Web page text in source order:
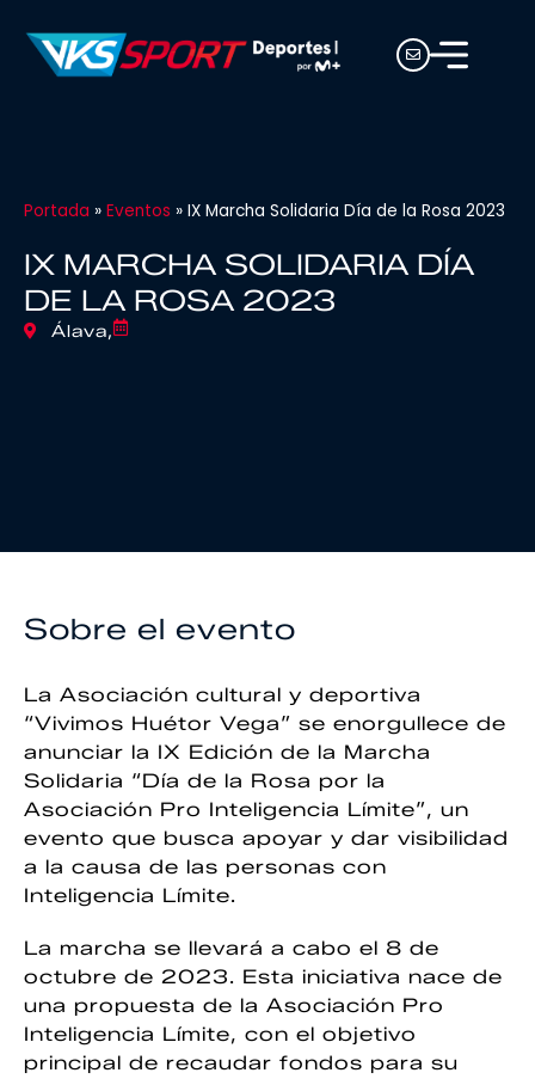
Portada » Eventos » IX Marcha Solidaria Día de la Rosa 2023
IX MARCHA SOLIDARIA DÍA
DE LA ROSA 2023
Álava,
Sobre el evento
La Asociación cultural y deportiva
“Vivimos Huétor Vega” se enorgullece de
anunciar la IX Edición de la Marcha
Solidaria “Día de la Rosa por la
Asociación Pro Inteligencia Límite”, un
evento que busca apoyar y dar visibilidad
a la causa de las personas con
Inteligencia Límite.
La marcha se llevará a cabo el 8 de
octubre de 2023. Esta iniciativa nace de
una propuesta de la Asociación Pro
Inteligencia Límite, con el objetivo
principal de recaudar fondos para su